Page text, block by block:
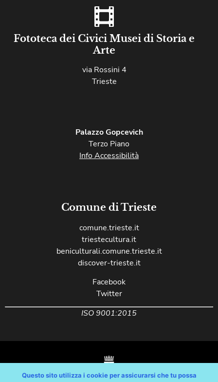
Fototeca dei Civici Musei di Storia e
Arte
via Rossini 4
Trieste
Palazzo Gopcevich
Terzo Piano
Info Accessibilità
Comune di Trieste
comune.trieste.it
triestecultura.it
beniculturali.comune.trieste.it
discover-trieste.it
Facebook
Twitter
ISO 9001:2015
Questo sito utilizza i cookie per assicurarsi che tu possa